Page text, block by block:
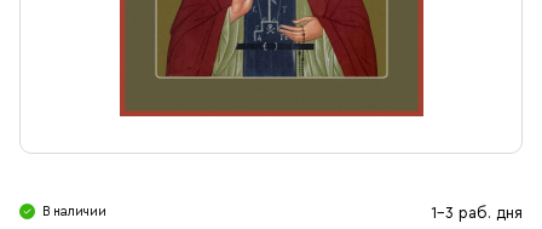
Ювелирные изделия
В наличии 1-3 раб. дня